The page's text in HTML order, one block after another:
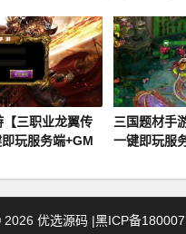
后台+商城后
【三职业龙翼传
玩服务端+GM
三国题材手
一键即玩服
2026 优选源码 |黑ICP备